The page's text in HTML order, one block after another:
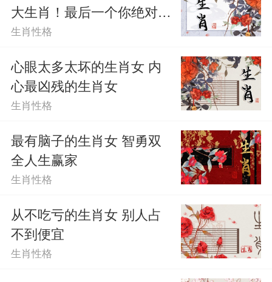
开心，也不想因为别人的一些说法而影响
属鼠女：不愿妥协
觉得对别人的要求是要有自己的，就算是
自己不开心，她们也会过得很快乐，但是
这就让她们太过于固执了，其实很多时
候，有时候她们也只不过是自己认为会有
的，毕竟很多事情还是需要自己妥协的，
大生肖！最后一个你绝对想
不到！
生肖性格
心眼太多太坏的生肖女 内
心最凶残的生肖女
生肖性格
最有脑子的生肖女 智勇双
全人生赢家
生肖性格
从不吃亏的生肖女 别人占
不到便宜
生肖性格